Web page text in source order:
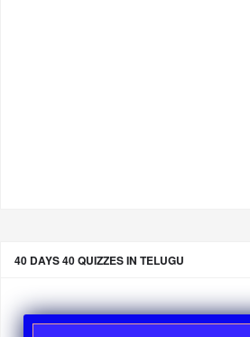
40 DAYS 40 QUIZZES IN TELUGU